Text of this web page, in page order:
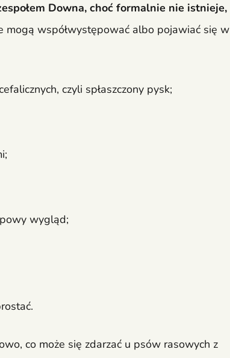
Downa, choć formalnie nie istnieje,
mogą współwystępować albo pojawiać się w
czyli spłaszczony pysk;
wygląd;
co może się zdarzać u psów rasowych z